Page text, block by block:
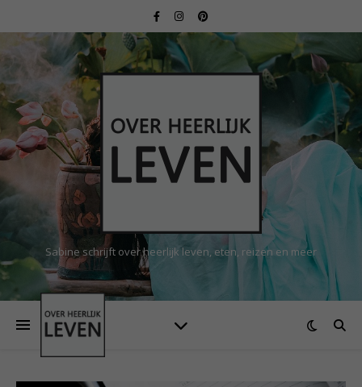
Sabine schrijft over heerlijk leven, eten, reizen en meer